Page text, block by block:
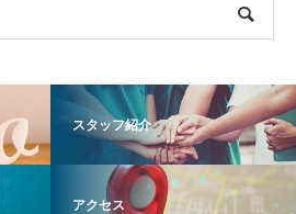
スタッフ紹介
アクセス